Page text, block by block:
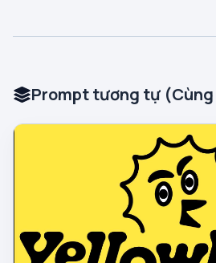
Prompt tương tự